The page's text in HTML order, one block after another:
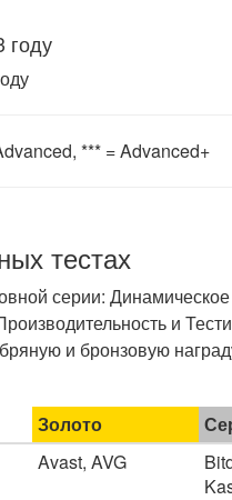
году
*** = Advanced+
тестах
серии:
и
и бронзовую
Золото
Avast, AVG